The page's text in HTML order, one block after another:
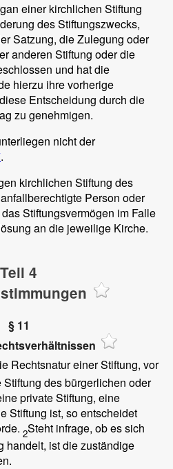
einer kirchlichen Stiftung
des Stiftungszwecks,
Satzung, die Zulegung oder
anderen Stiftung oder die
und hat die
hierzu ihre vorherige
Entscheidung durch die
zu genehmigen.
nicht der
.
kirchlichen Stiftung des
Person oder
Stiftungsvermögen im Falle
an die jeweilige Kirche.
Teil 4
§ 11
Rechtsnatur einer Stiftung, vor
des bürgerlichen oder
private Stiftung, eine
Stiftung ist, so entscheidet
2Steht infrage, ob es sich
handelt, ist die zuständige